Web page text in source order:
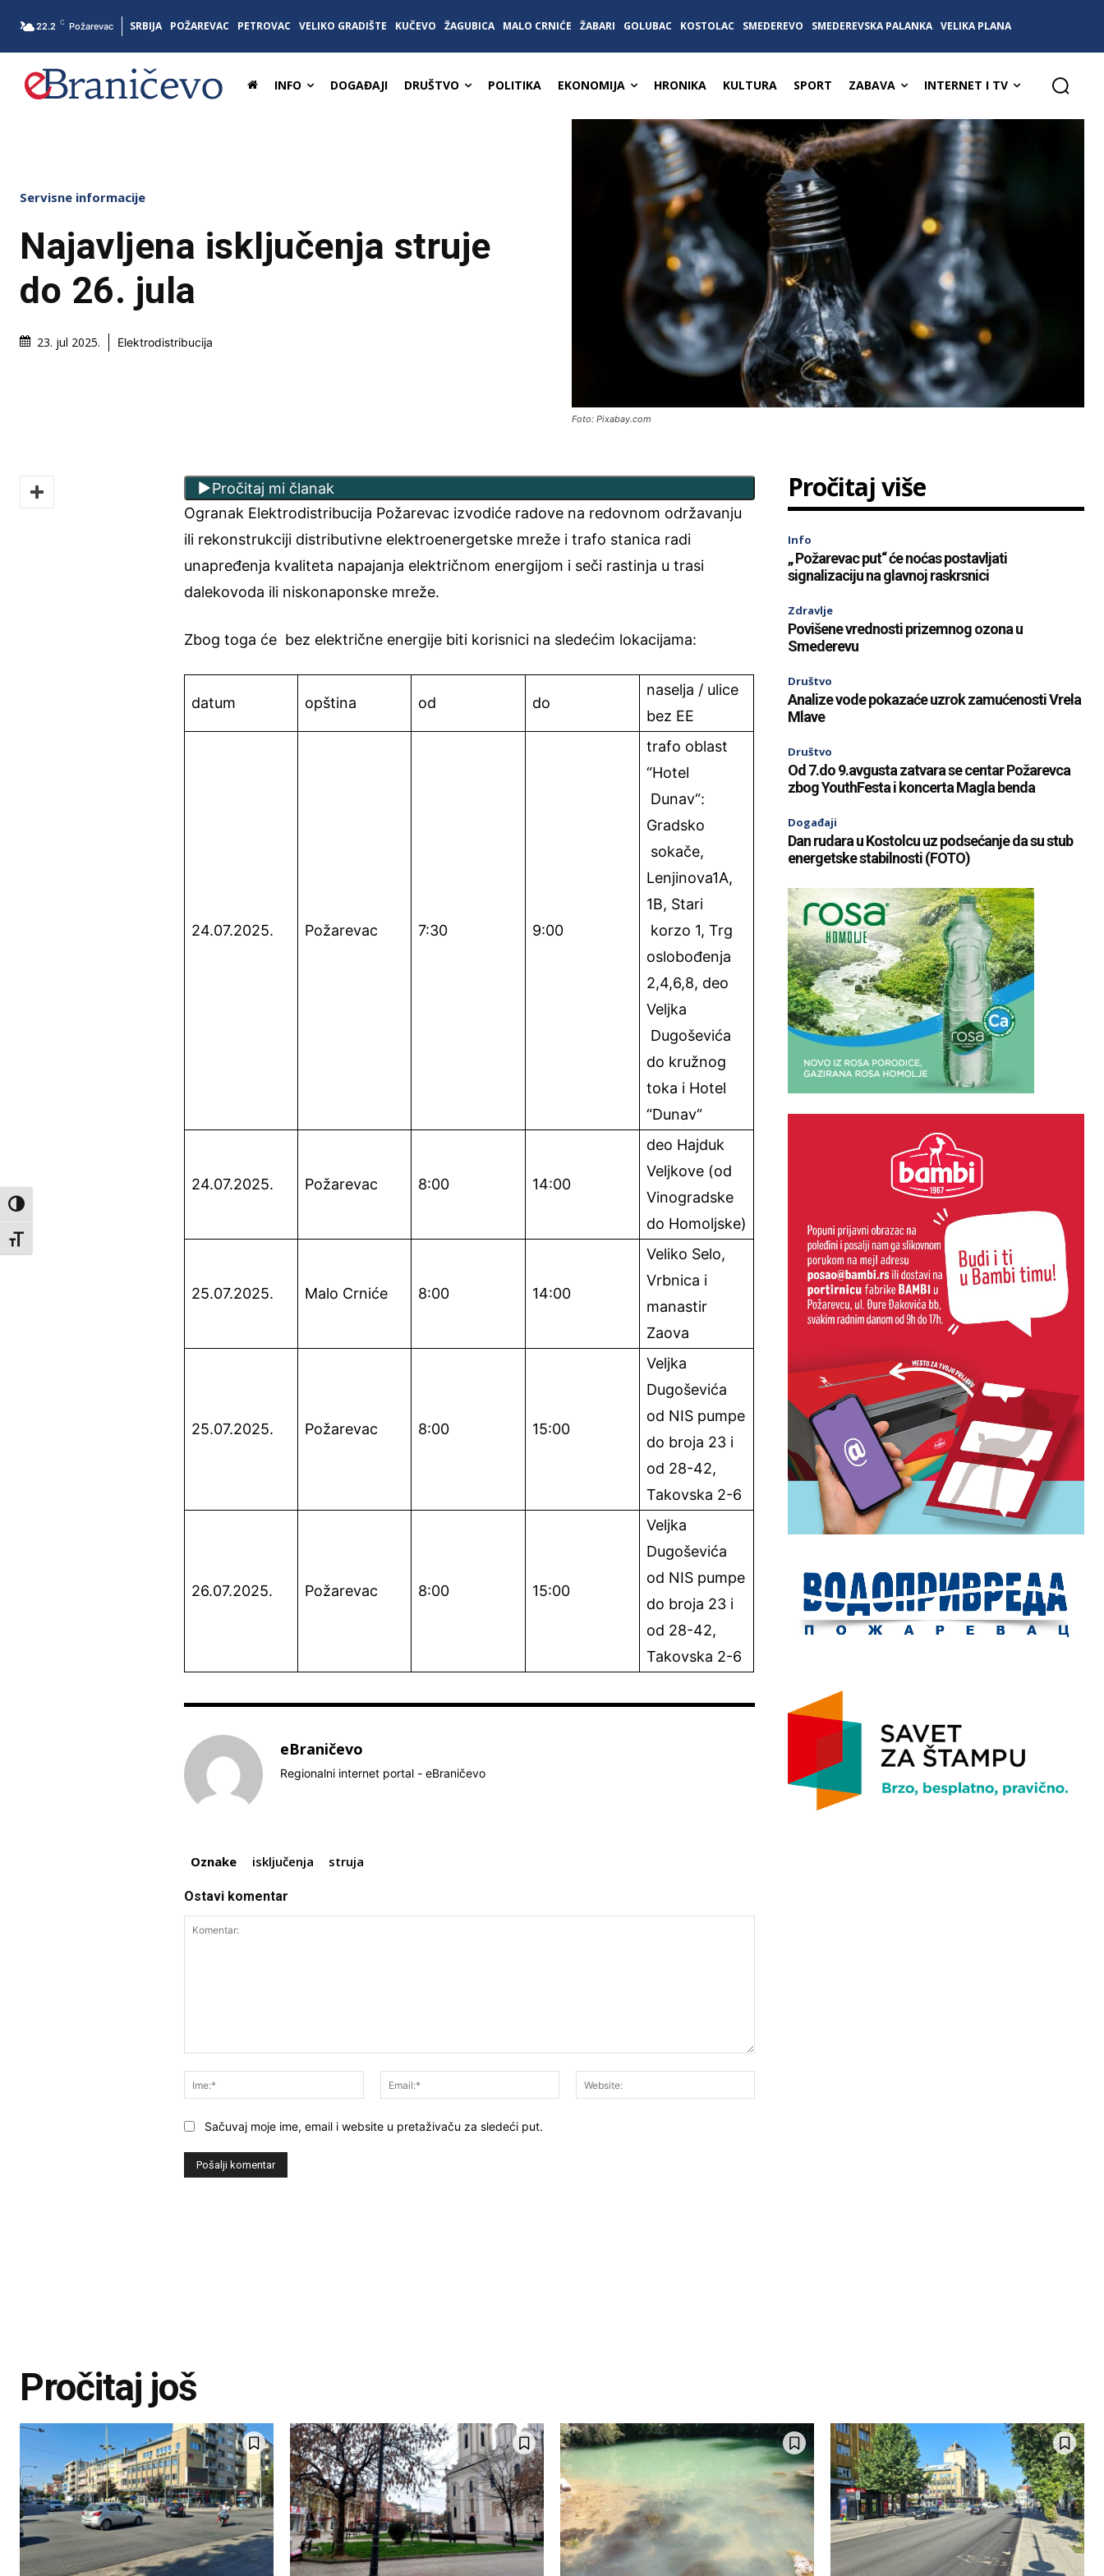
Toggle High Contrast
Toggle Font size
22.2 C Požarevac SRBIJA POŽAREVAC PETROVAC VELIKO GRADIŠTE KUČEVO ŽAGUBICA MALO CRNIĆE ŽABARI GOLUBAC KOSTOLAC SMEDEREVO SMEDEREVSKA PALANKA VELIKA PLANA
INFO DOGAĐAJI DRUŠTVO POLITIKA EKONOMIJA HRONIKA KULTURA SPORT ZABAVA INTERNET I TV
Servisne informacije
Najavljena isključenja struje
do 26. jula
23. jul 2025. Elektrodistribucija
Foto: Pixabay.com
Pročitaj mi članak
Ogranak Elektrodistribucija Požarevac izvodiće radove na redovnom održavanju
ili rekonstrukciji distributivne elektroenergetske mreže i trafo stanica radi
unapređenja kvaliteta napajanja električnom energijom i seči rastinja u trasi
dalekovoda ili niskonaponske mreže.
Zbog toga će bez električne energije biti korisnici na sledećim lokacijama:
datum opština od do
naselja / ulice
bez EE
24.07.2025. Požarevac 7:30 9:00
trafo oblast
“Hotel
Dunav“:
Gradsko
sokače,
Lenjinova1A,
1B, Stari
korzo 1, Trg
oslobođenja
2,4,6,8, deo
Veljka
Dugoševića
do kružnog
toka i Hotel
“Dunav“
24.07.2025. Požarevac 8:00 14:00
deo Hajduk
Veljkove (od
Vinogradske
do Homoljske)
25.07.2025. Malo Crniće 8:00 14:00
Veliko Selo,
Vrbnica i
manastir
Zaova
25.07.2025. Požarevac 8:00 15:00
Veljka
Dugoševića
od NIS pumpe
do broja 23 i
od 28-42,
Takovska 2-6
26.07.2025. Požarevac 8:00 15:00
Veljka
Dugoševića
od NIS pumpe
do broja 23 i
od 28-42,
Takovska 2-6
eBraničevo
Regionalni internet portal - eBraničevo
Oznake isključenja struja
Ostavi komentar
Ime:*
Email:*
Sačuvaj moje ime, email i website u pretaživaču za sledeći put.
Pročitaj više
Info
„ Požarevac put“ će noćas postavljati
signalizaciju na glavnoj raskrsnici
Zdravlje
Povišene vrednosti prizemnog ozona u
Smederevu
Društvo
Analize vode pokazaće uzrok zamućenosti Vrela
Mlave
Društvo
Od 7.do 9.avgusta zatvara se centar Požarevca
zbog YouthFesta i koncerta Magla benda
Događaji
Dan rudara u Kostolcu uz podsećanje da su stub
energetske stabilnosti (FOTO)
Pročitaj još